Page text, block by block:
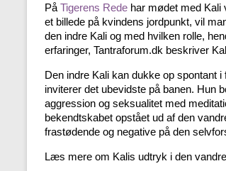
På Tigerens Rede har mødet med Kali
et billede på kvindens jordpunkt, vil
den indre Kali og med hvilken rolle,
erfaringer, Tantraforum.dk beskriver
Den indre Kali kan dukke op spontant
inviterer det ubevidste på banen. Hun
aggression og seksualitet med
bekendtskabet opstået ud af den
frastødende og negative på den
Læs mere om Kalis udtryk i den